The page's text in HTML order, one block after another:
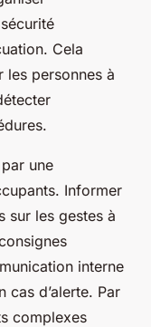
Cela
les personnes à
une
Informer
sur les gestes à
interne
d’alerte. Par
complexes